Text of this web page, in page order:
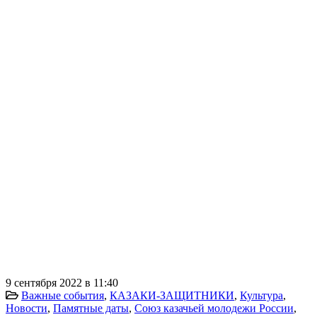
9 сентября 2022 в 11:40
Важные события, КАЗАКИ-ЗАЩИТНИКИ, Культура,
Новости, Памятные даты, Союз казачьей молодежи России,